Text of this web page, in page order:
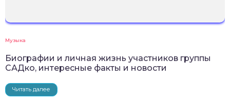
Музыка
Биографии и личная жизнь участников группы
САДко, интересные факты и новости
Читать далее